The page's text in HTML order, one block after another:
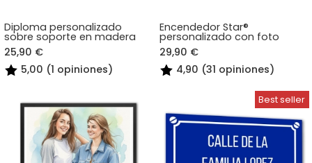
Diploma personalizado
sobre soporte en madera
25,90 €
5,00 (1 opiniones)
Encendedor Star®
personalizado con foto
29,90 €
4,90 (31 opiniones)